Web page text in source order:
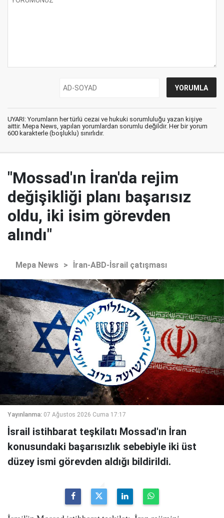
UYARI: Yorumların her türlü cezai ve hukuki sorumluluğu yazan kişiye
aittir. Mepa News, yapılan yorumlardan sorumlu değildir. Her bir yorum
600 karakterle (boşluklu) sınırlıdır.
"Mossad'ın İran'da rejim
değişikliği planı başarısız
oldu, iki isim görevden
alındı"
Mepa News > İran-ABD-İsrail çatışması
Yayınlanma: 07 Ağustos 2026 Cuma 17:17
İsrail istihbarat teşkilatı Mossad'ın İran
konusundaki başarısızlık sebebiyle iki üst
düzey ismi görevden aldığı bildirildi.